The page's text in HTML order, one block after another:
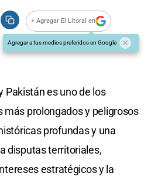
+ Agregar El Litoral en
Agregar a tus medios preferidos en Google
Pakistán es uno de los
más prolongados y peligrosos
profundas y una
disputas territoriales,
estratégicos y la